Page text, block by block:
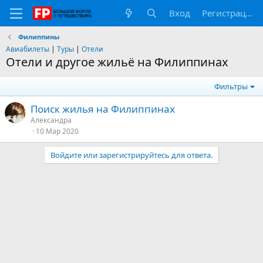
Вход Регистрация
Филиппины
Авиабилеты | Туры | Отели
Отели и другое жильё на Филиппинах
Фильтры
Поиск жилья на Филиппинах
Александра
10 Мар 2020
Войдите или зарегистрируйтесь для ответа.